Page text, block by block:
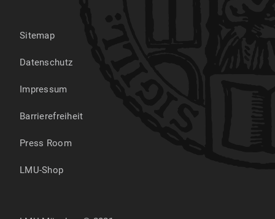
Sitemap
Datenschutz
Impressum
Barrierefreiheit
Press Room
LMU-Shop